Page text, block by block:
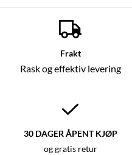
Frakt
Rask og effektiv levering
30 DAGER ÅPENT KJØP
og gratis retur